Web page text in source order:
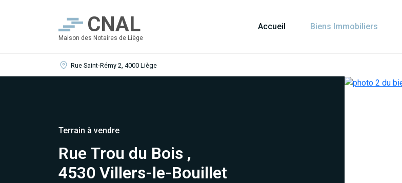
Rue Saint-Rémy 2, 4000 Liège
CNAL
Maison des Notaires de Liège
Accueil Biens Immobiliers
Terrain à vendre
Rue Trou du Bois ,
4530 Villers-le-Bouillet